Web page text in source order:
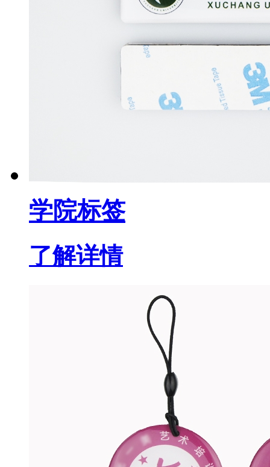
学院标签
了解详情